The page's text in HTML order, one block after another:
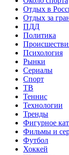
Отдых в
Отдых за
ПДД
Политика
Психология
Рынки
Сериалы
Спорт
ТВ
Теннис
Технологии
Тренды
Фигурное
Фильмы и
Футбол
Хоккей